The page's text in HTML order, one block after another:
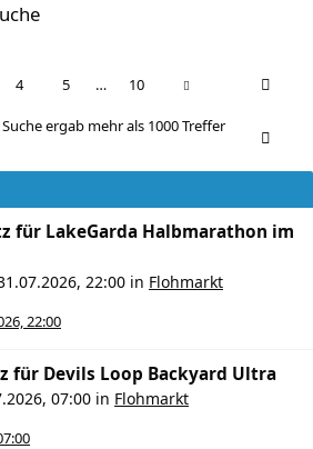
4 5 … 10
Suche ergab mehr als 1000 Treffer
für LakeGarda Halbmarathon im
22:00 in Flohmarkt
22:00
für Devils Loop Backyard Ultra
07:00 in Flohmarkt